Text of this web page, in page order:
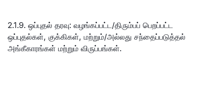
2.1.9. ஒப்புதல் தரவு: வழங்கப்பட்ட/திரும்பப் பெறப்பட்ட
ஒப்புதல்கள், குக்கிகள், மற்றும்/அல்லது சந்தைப்படுத்தல்
அங்கீகாரங்கள் மற்றும் விருப்பங்கள்.